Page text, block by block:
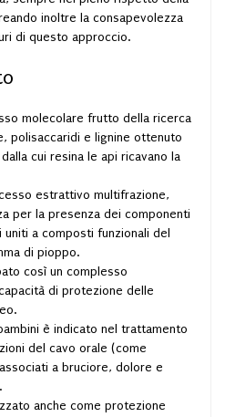
inoltre la consapevolezza
di questo approccio.
molecolare frutto della ricerca
polisaccaridi e lignine ottenuto
cui resina le api ricavano la
estrattivo multifrazione,
per la presenza dei componenti
a composti funzionali del
di pioppo.
così un complesso
di protezione delle
è indicato nel trattamento
del cavo orale (come
a bruciore, dolore e
anche come protezione